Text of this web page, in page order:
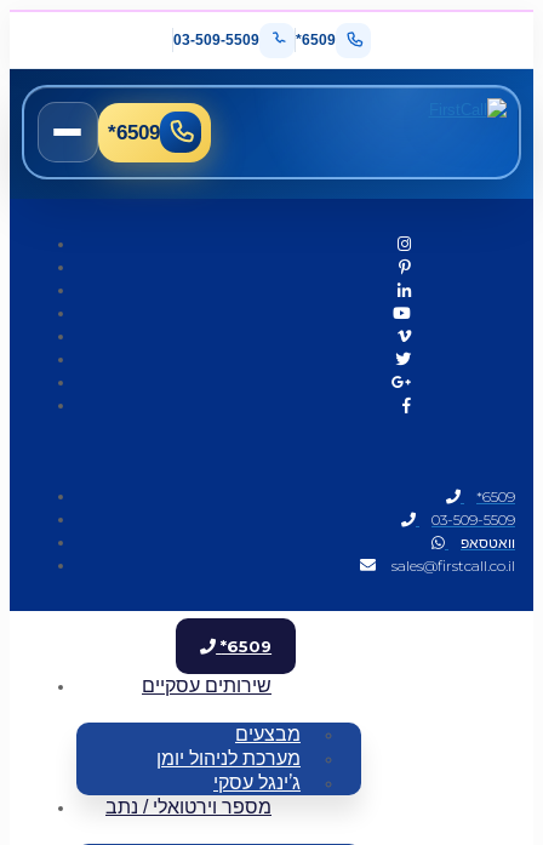
*6509
03-509-5509
*6509
*6509
03-509-5509
וואטסאפ
sales@firstcall.co.il
*6509
שירותים עסקיים
מבצעים
מערכת לניהול יומן
ג’ינגל עסקי
מספר וירטואלי / נתב